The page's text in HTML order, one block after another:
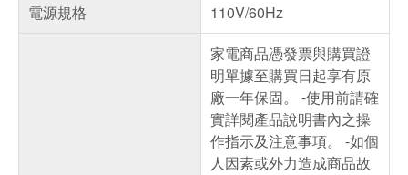
電源規格
110V/60Hz
家電商品憑發票與購買證
明單據至購買日起享有原
廠一年保固。 -使用前請確
實詳閱產品說明書內之操
作指示及注意事項。 -如個
人因素或外力造成商品故